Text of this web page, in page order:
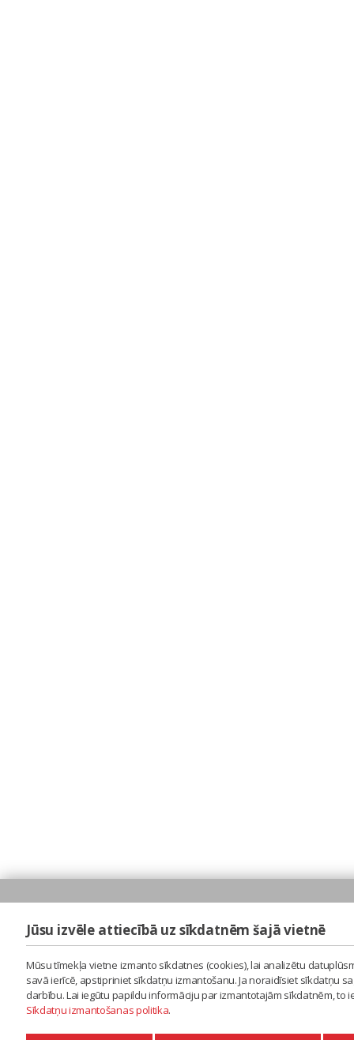
Jūsu izvēle attiecībā uz sīkdatnēm šajā vietnē
Mūsu tīmekļa vietne izmanto sīkdatnes (cookies), lai analizētu
savā ierīcē, apstipriniet sīkdatņu izmantošanu. Ja noraidīsiet sīkdatņu
darbību. Lai iegūtu papildu informāciju par izmantotajām sīkdatnēm,
Sīkdatņu izmantošanas politika.